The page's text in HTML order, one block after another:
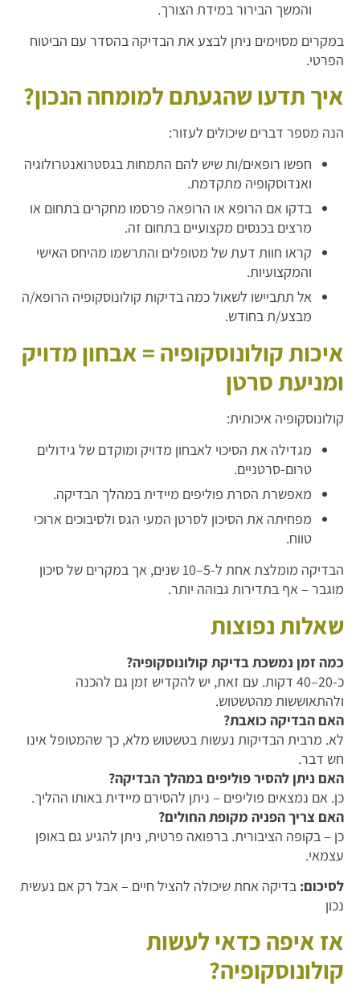
והמשך הבירור במידת הצורך.
במקרים מסוימים ניתן לבצע את הבדיקה בהסדר עם הביטוח
הפרטי.
איך תדעו שהגעתם למומחה הנכון?
הנה מספר דברים שיכולים לעזור:
חפשו רופאים/ות שיש להם התמחות בגסטרואנטרולוגיה
ואנדוסקופיה מתקדמת.
בדקו אם הרופא או הרופאה פרסמו מחקרים בתחום או
מרצים בכנסים מקצועיים בתחום זה.
קראו חוות דעת של מטופלים והתרשמו מהיחס האישי
והמקצועיות.
אל תתביישו לשאול כמה בדיקות קולונוסקופיה הרופא/ה
מבצע/ת בחודש.
איכות קולונוסקופיה = אבחון מדויק
ומניעת סרטן
קולונוסקופיה איכותית:
מגדילה את הסיכוי לאבחון מדויק ומוקדם של גידולים
טרום-סרטניים.
מאפשרת הסרת פוליפים מיידית במהלך הבדיקה.
מפחיתה את הסיכון לסרטן המעי הגס ולסיבוכים ארוכי
טווח.
הבדיקה מומלצת אחת ל-5–10 שנים, אך במקרים של סיכון
מוגבר – אף בתדירות גבוהה יותר.
שאלות נפוצות
כמה זמן נמשכת בדיקת קולונוסקופיה?
כ-20–40 דקות. עם זאת, יש להקדיש זמן גם להכנה
ולהתאוששות מהטשטוש.
האם הבדיקה כואבת?
לא. מרבית הבדיקות נעשות בטשטוש מלא, כך שהמטופל אינו
חש דבר.
האם ניתן להסיר פוליפים במהלך הבדיקה?
כן. אם נמצאים פוליפים – ניתן להסירם מיידית באותו ההליך.
האם צריך הפניה מקופת החולים?
כן – בקופה הציבורית. ברפואה פרטית, ניתן להגיע גם באופן
עצמאי.
לסיכום: בדיקה אחת שיכולה להציל חיים – אבל רק אם נעשית
נכון
אז איפה כדאי לעשות
קולונוסקופיה?